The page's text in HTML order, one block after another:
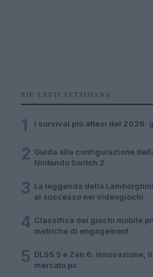
PIÙ LETTI SETTIMANA
1 I survival più attesi del 2026:
2 Guida alla configurazione
Nintendo Switch 2
3 La leggenda della
al successo nei videogiochi
4 Classifica dei giochi mobile
metriche di engagement
5 DLSS 5 e Zen 6: innovazione,
mercato pc